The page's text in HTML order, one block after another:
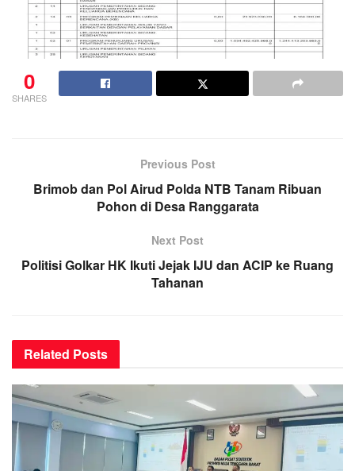
0
SHARES
Previous Post
Brimob dan Pol Airud Polda NTB Tanam Ribuan
Pohon di Desa Ranggarata
Next Post
Politisi Golkar HK Ikuti Jejak IJU dan ACIP ke Ruang
Tahanan
Related Posts